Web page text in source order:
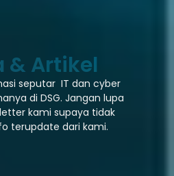
& Artikel
seputar IT dan cyber
di DSG. Jangan lupa
kami supaya tidak
terupdate dari kami.